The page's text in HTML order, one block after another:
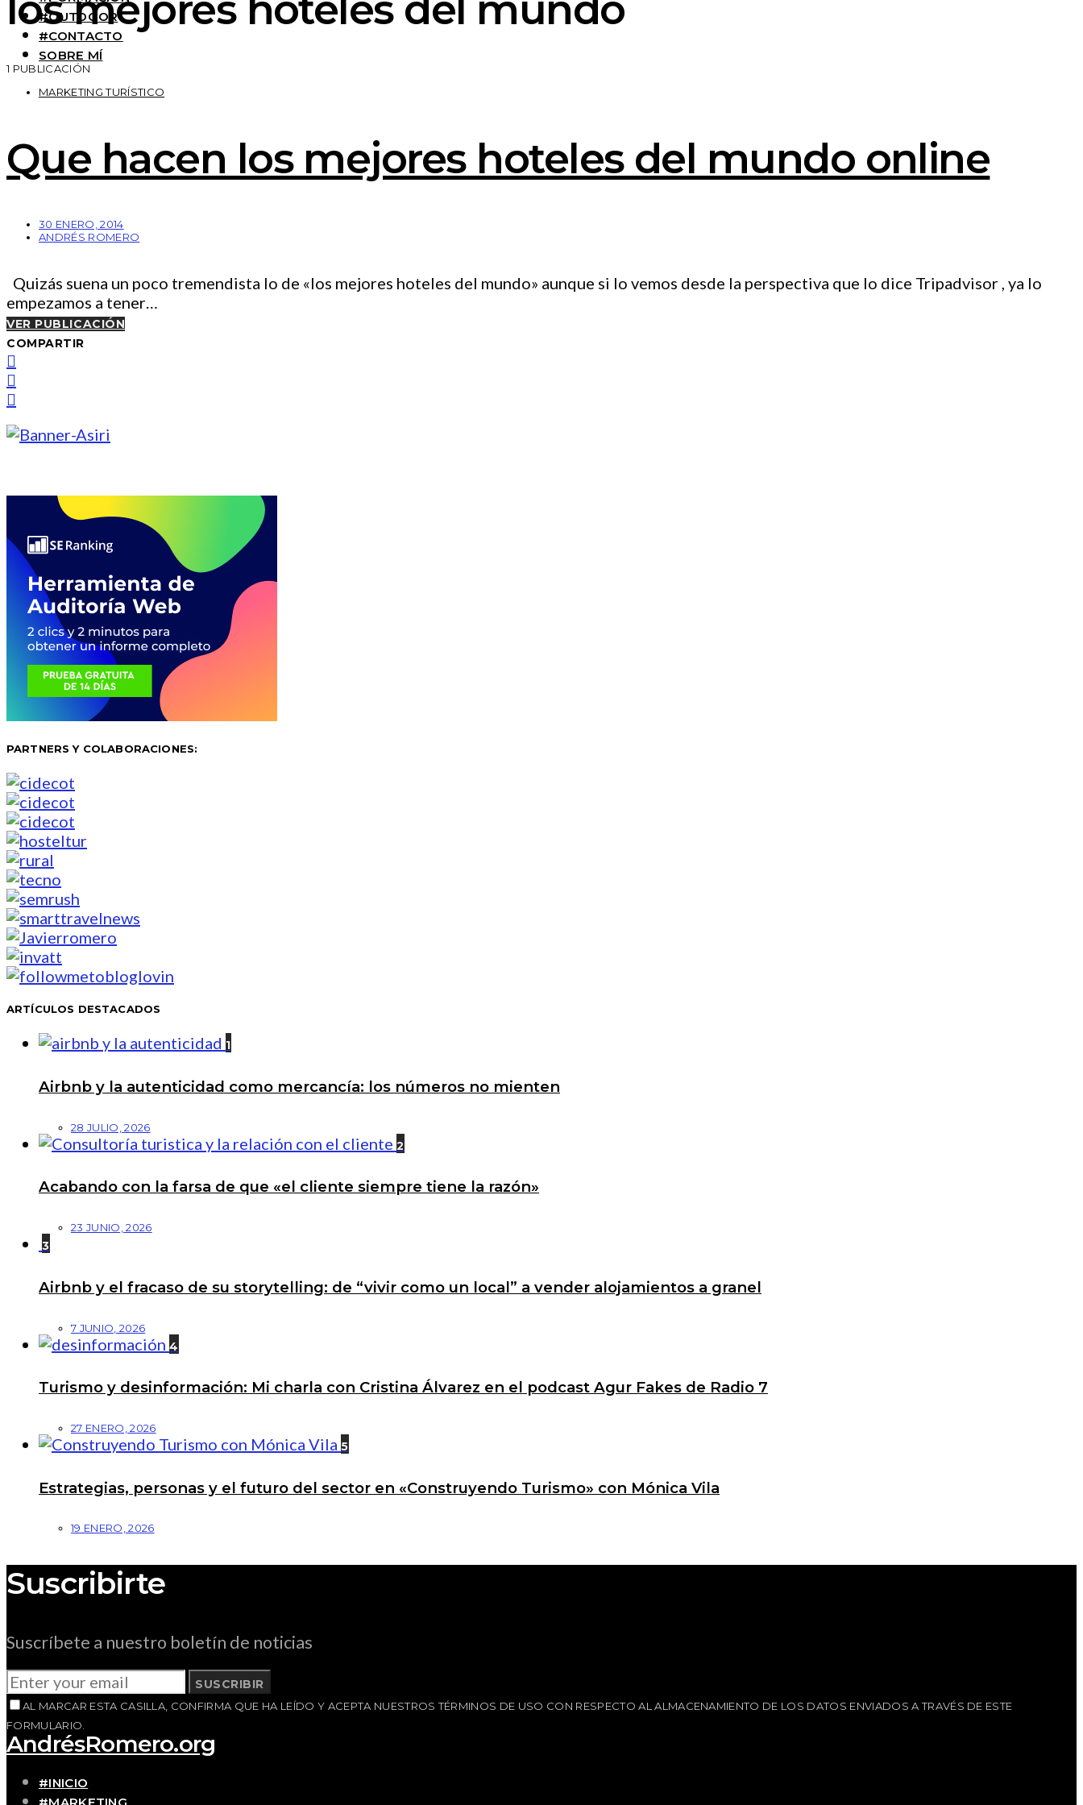
#OUTDOOR
#CONTACTO
SOBRE MÍ
1 PUBLICACIÓN
MARKETING TURÍSTICO
Que hacen los mejores hoteles del mundo online
30 ENERO, 2014
ANDRÉS ROMERO
Quizás suena un poco tremendista lo de «los mejores hoteles del mundo» aunque si lo vemos desde la perspectiva que lo dice Tripadvisor , ya lo
empezamos a tener…
VER PUBLICACIÓN
COMPARTIR
PARTNERS Y COLABORACIONES:
ARTÍCULOS DESTACADOS
1
Airbnb y la autenticidad como mercancía: los números no mienten
28 JULIO, 2026
2
Acabando con la farsa de que «el cliente siempre tiene la razón»
23 JUNIO, 2026
3
Airbnb y el fracaso de su storytelling: de “vivir como un local” a vender alojamientos a granel
7 JUNIO, 2026
4
Turismo y desinformación: Mi charla con Cristina Álvarez en el podcast Agur Fakes de Radio 7
27 ENERO, 2026
5
Estrategias, personas y el futuro del sector en «Construyendo Turismo» con Mónica Vila
19 ENERO, 2026
Suscribirte
Suscríbete a nuestro boletín de noticias
SUSCRIBIR
AL MARCAR ESTA CASILLA, CONFIRMA QUE HA LEÍDO Y ACEPTA NUESTROS TÉRMINOS DE USO CON RESPECTO AL ALMACENAMIENTO DE LOS DATOS ENVIADOS A TRAVÉS DE ESTE
FORMULARIO.
AndrésRomero.org
#INICIO